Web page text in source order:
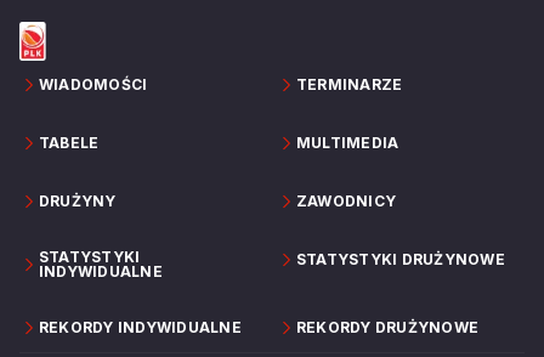
WIADOMOŚCI TERMINARZE
TABELE MULTIMEDIA
DRUŻYNY ZAWODNICY
STATYSTYKI
INDYWIDUALNE
STATYSTYKI DRUŻYNOWE
REKORDY INDYWIDUALNE REKORDY DRUŻYNOWE